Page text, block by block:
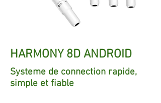
HARMONY 8D ANDROID
Systeme de connection rapide,
simple et fiable